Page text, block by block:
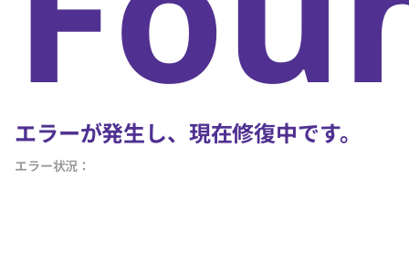
エラーが発生し、現在修復中です。
エラー状況：